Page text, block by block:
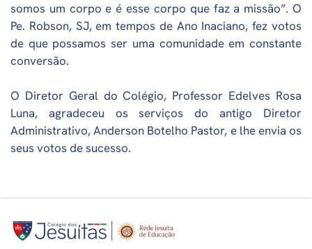
somos um corpo e é esse corpo que faz a missão”. O
Pe. Robson, SJ, em tempos de Ano Inaciano, fez votos
de que possamos ser uma comunidade em constante
conversão.
O Diretor Geral do Colégio, Professor Edelves Rosa
Luna, agradeceu os serviços do antigo Diretor
Administrativo, Anderson Botelho Pastor, e lhe envia os
seus votos de sucesso.